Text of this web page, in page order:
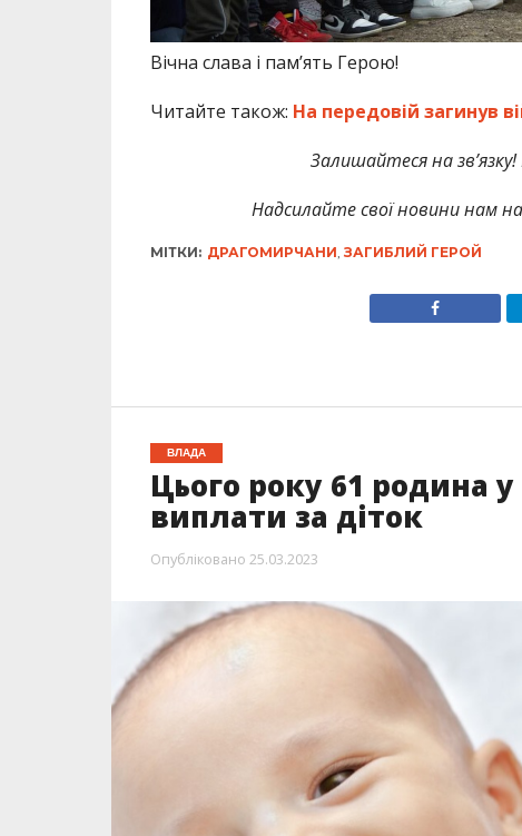
Вічна слава і пам’ять Герою!
Читайте також: На передовій загинув
Залишайтеся на
Надсилайте свої новини нам
МІТКИ: ДРАГОМИРЧАНИ, ЗАГИБЛИЙ ГЕРОЙ
ВЛАДА
Цього року 61 родина
виплати за діток
Опубліковано 25.03.2023